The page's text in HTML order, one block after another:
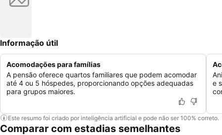
Informação útil
Acomodações para famílias
A pensão oferece quartos familiares que podem acomodar
até 4 ou 5 hóspedes, proporcionando opções adequadas
para grupos maiores.
e
Este resumo foi criado por inteligência artificial e pode não ser 100% correto.
Comparar com estadias semelhantes